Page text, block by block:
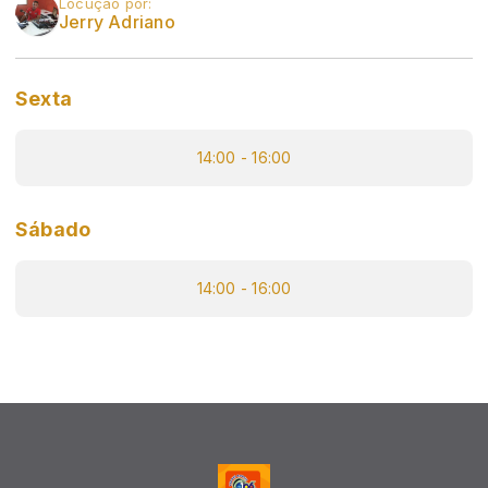
Jerry Adriano
Sexta
14:00 - 16:00
Sábado
14:00 - 16:00